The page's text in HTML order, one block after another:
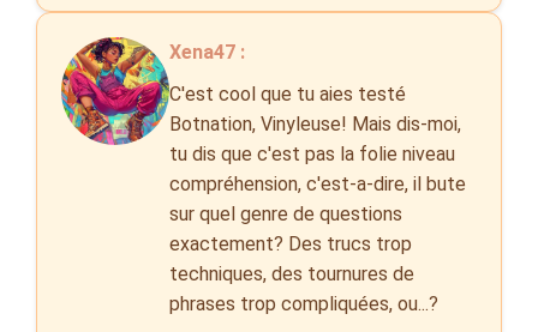
Xena47 :
C'est cool que tu aies testé
Botnation, Vinyleuse! Mais dis-moi,
tu dis que c'est pas la folie niveau
compréhension, c'est-a-dire, il bute
sur quel genre de questions
exactement? Des trucs trop
techniques, des tournures de
phrases trop compliquées, ou...?